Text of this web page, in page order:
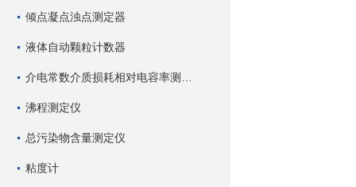
倾点凝点浊点测定器
液体自动颗粒计数器
沸程测定仪
总污染物含量测定仪
粘度计